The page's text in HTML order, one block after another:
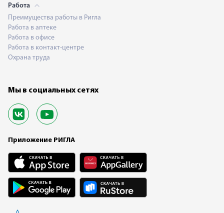
Работа
Преимущества работы в Ригла
Работа в аптеке
Работа в офисе
Работа в контакт-центре
Охрана труда
Мы в социальных сетях
Приложение РИГЛА